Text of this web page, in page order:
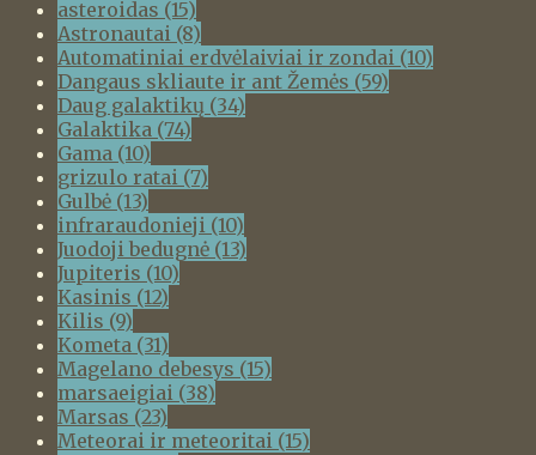
asteroidas (15)
Astronautai (8)
Automatiniai erdvėlaiviai ir zondai (10)
Dangaus skliaute ir ant Žemės (59)
Daug galaktikų (34)
Galaktika (74)
Gama (10)
grizulo ratai (7)
Gulbė (13)
infraraudonieji (10)
Juodoji bedugnė (13)
Jupiteris (10)
Kasinis (12)
Kilis (9)
Kometa (31)
Magelano debesys (15)
marsaeigiai (38)
Marsas (23)
Meteorai ir meteoritai (15)